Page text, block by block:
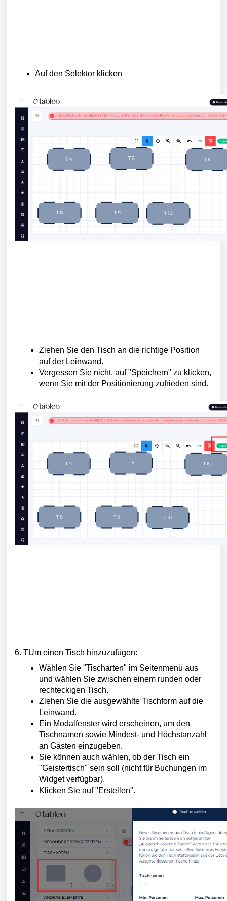
Auf den Selektor klicken
Ziehen Sie den Tisch an die richtige Position
auf der Leinwand.
Vergessen Sie nicht, auf "Speichern" zu klicken,
wenn Sie mit der Positionierung zufrieden sind.
6. TUm einen Tisch hinzuzufügen:
Wählen Sie "Tischarten" im Seitenmenü aus
und wählen Sie zwischen einem runden oder
rechteckigen Tisch.
Ziehen Sie die ausgewählte Tischform auf die
Leinwand.
Ein Modalfenster wird erscheinen, um den
Tischnamen sowie Mindest- und Höchstanzahl
an Gästen einzugeben.
Sie können auch wählen, ob der Tisch ein
"Geistertisch" sein soll (nicht für Buchungen im
Widget verfügbar).
Klicken Sie auf "Erstellen".